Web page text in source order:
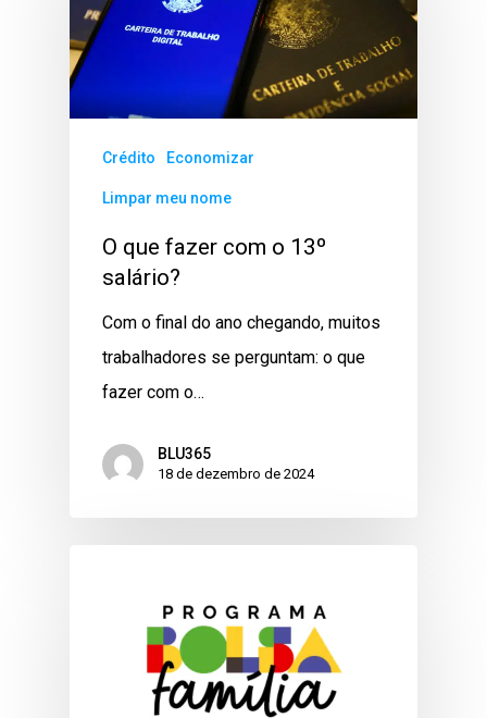
Crédito Economizar
Limpar meu nome
O que fazer com o 13º
salário?
Com o final do ano chegando, muitos
trabalhadores se perguntam: o que
fazer com o…
BLU365
18 de dezembro de 2024